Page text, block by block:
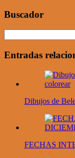
Buscador
Entradas
Dibujos de
FECHAS